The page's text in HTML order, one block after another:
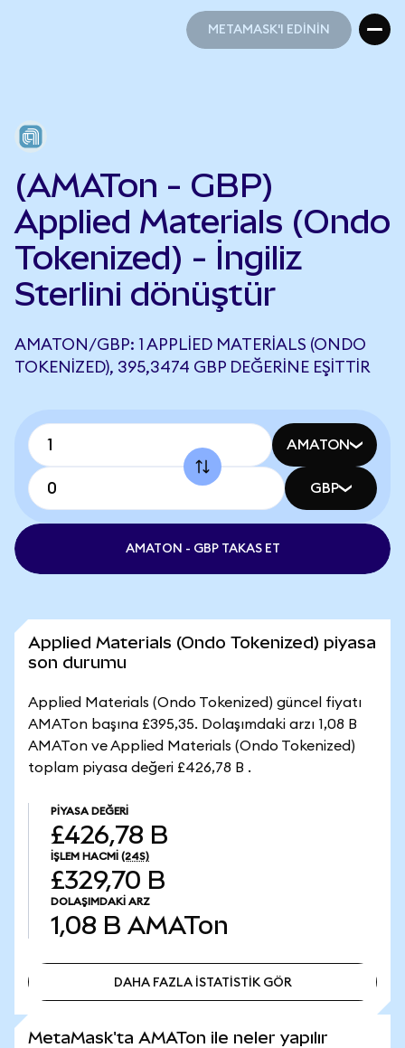
METAMASK'I EDİNİN
(AMATon - GBP)
Applied Materials (Ondo
Tokenized) - İngiliz
Sterlini dönüştür
AMATON/GBP: 1 APPLIED MATERIALS (ONDO
TOKENIZED), 395,3474 GBP DEĞERINE EŞITTIR
AMATON
GBP
AMATON - GBP TAKAS ET
Applied Materials (Ondo Tokenized) piyasa
son durumu
Applied Materials (Ondo Tokenized) güncel fiyatı
AMATon başına £395,35. Dolaşımdaki arzı 1,08 B
AMATon ve Applied Materials (Ondo Tokenized)
toplam piyasa değeri £426,78 B .
PIYASA DEĞERI
£426,78 B
İŞLEM HACMI (24S)
£329,70 B
DOLAŞIMDAKI ARZ
1,08 B AMATon
DAHA FAZLA İSTATİSTİK GÖR
MetaMask'ta AMATon ile neler yapılır